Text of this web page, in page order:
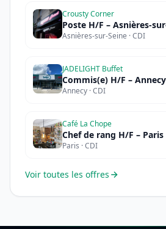
Crousty Corner
Poste H/F – Asnières-
Asnières-sur-Seine · CDI
JADELIGHT Buffet
Commis(e) H/F –
Annecy · CDI
Café La Chope
Chef de rang H/F – Paris
Paris · CDI
Voir toutes les offres